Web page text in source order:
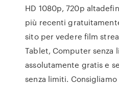
HD 1080p, 720p
più recenti
sito per vedere film
Tablet, Computer senza
assolutamente gratis e
senza limiti.